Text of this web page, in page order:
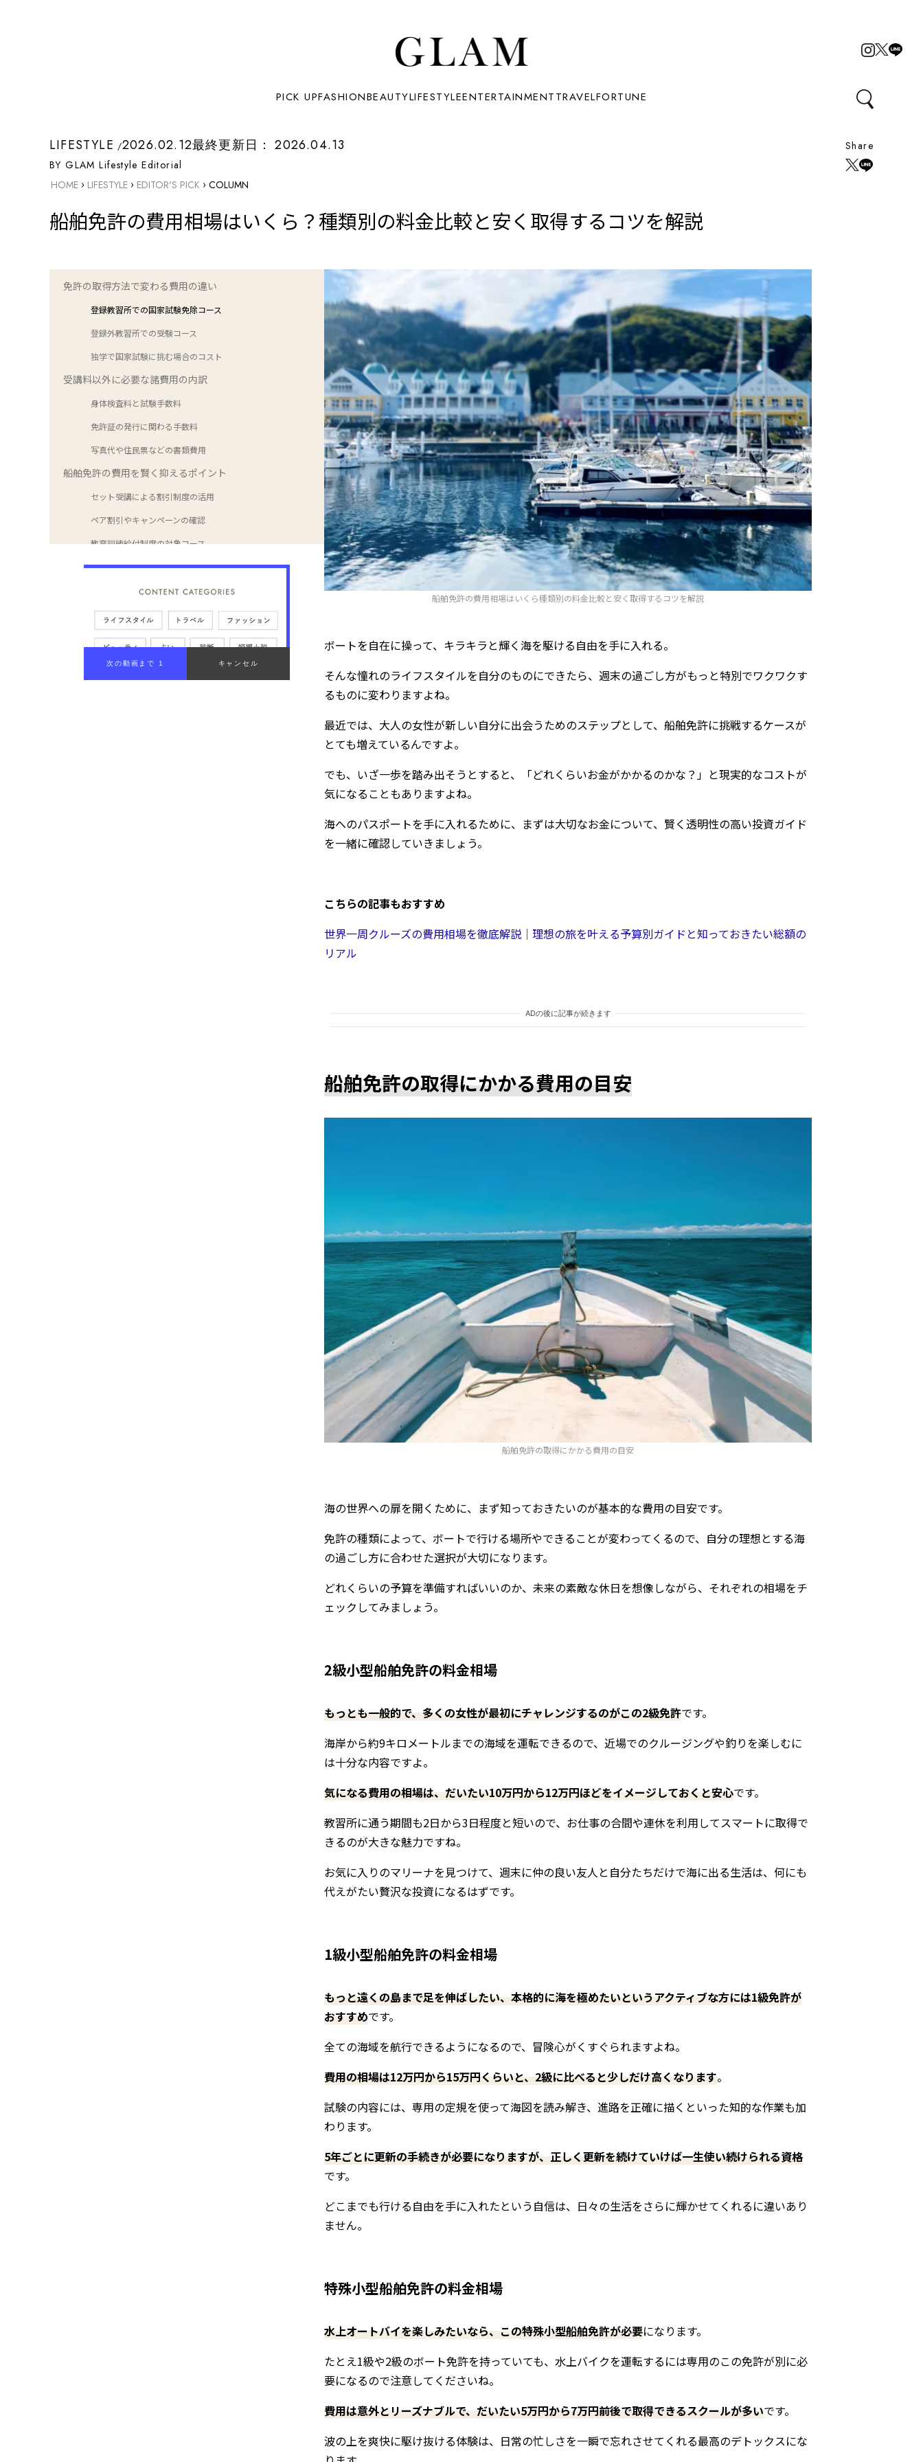
PICK UPFASHIONBEAUTYLIFESTYLEENTERTAINMENTTRAVELFORTUNE
LIFESTYLE 2026.02.12最終更新日： 2026.04.13
BY GLAM Lifestyle Editorial
Share
HOME › LIFESTYLE › EDITOR'S PICK › COLUMN
船舶免許の費用相場はいくら？種類別の料金比較と安く取得するコツを解説
INDEX
船舶免許の取得にかかる費用の目安
2級小型船舶免許の料金相場
免許の取得方法で変わる費用の違い
登録教習所での国家試験免除コース
登録外教習所での受験コース
独学で国家試験に挑む場合のコスト
受講料以外に必要な諸費用の内訳
身体検査料と試験手数料
免許証の発行に関わる手数料
写真代や住民票などの書類費用
船舶免許の費用を賢く抑えるポイント
セット受講による割引制度の活用
ペア割引やキャンペーンの確認
教育訓練給付制度の対象コース
失敗しないスクール選びとコストのバランス
再試験時の追加費用の有無
女性専用プランや設備の充実度
講習会場までのアクセスと交通費
まとめ：船舶免許の費用を正しく把握して海への一歩
を踏み出そう
00:00 00:29
船舶免許の費用相場はいくら種類別の料金比較と安く取得するコツを解説
ボートを自在に操って、キラキラと輝く海を駆ける自由を手に入れる。
そんな憧れのライフスタイルを自分のものにできたら、週末の過ごし方がもっと特別でワクワクす
るものに変わりますよね。
最近では、大人の女性が新しい自分に出会うためのステップとして、船舶免許に挑戦するケースが
とても増えているんですよ。
でも、いざ一歩を踏み出そうとすると、「どれくらいお金がかかるのかな？」と現実的なコストが
気になることもありますよね。
海へのパスポートを手に入れるために、まずは大切なお金について、賢く透明性の高い投資ガイド
を一緒に確認していきましょう。
こちらの記事もおすすめ
世界一周クルーズの費用相場を徹底解説｜理想の旅を叶える予算別ガイドと知っておきたい総額の
リアル
ADの後に記事が続きます
船舶免許の取得にかかる費用の目安
船舶免許の取得にかかる費用の目安
海の世界への扉を開くために、まず知っておきたいのが基本的な費用の目安です。
免許の種類によって、ボートで行ける場所やできることが変わってくるので、自分の理想とする海
の過ごし方に合わせた選択が大切になります。
どれくらいの予算を準備すればいいのか、未来の素敵な休日を想像しながら、それぞれの相場をチ
ェックしてみましょう。
2級小型船舶免許の料金相場
もっとも一般的で、多くの女性が最初にチャレンジするのがこの2級免許です。
海岸から約9キロメートルまでの海域を運転できるので、近場でのクルージングや釣りを楽しむに
は十分な内容ですよ。
気になる費用の相場は、だいたい10万円から12万円ほどをイメージしておくと安心です。
教習所に通う期間も2日から3日程度と短いので、お仕事の合間や連休を利用してスマートに取得で
きるのが大きな魅力ですね。
お気に入りのマリーナを見つけて、週末に仲の良い友人と自分たちだけで海に出る生活は、何にも
代えがたい贅沢な投資になるはずです。
1級小型船舶免許の料金相場
もっと遠くの島まで足を伸ばしたい、本格的に海を極めたいというアクティブな方には1級免許が
おすすめです。
全ての海域を航行できるようになるので、冒険心がくすぐられますよね。
費用の相場は12万円から15万円くらいと、2級に比べると少しだけ高くなります。
試験の内容には、専用の定規を使って海図を読み解き、進路を正確に描くといった知的な作業も加
わります。
5年ごとに更新の手続きが必要になりますが、正しく更新を続けていけば一生使い続けられる資格
です。
どこまでも行ける自由を手に入れたという自信は、日々の生活をさらに輝かせてくれるに違いあり
ません。
特殊小型船舶免許の料金相場
水上オートバイを楽しみたいなら、この特殊小型船舶免許が必要になります。
たとえ1級や2級のボート免許を持っていても、水上バイクを運転するには専用のこの免許が別に必
要になるので注意してくださいね。
費用は意外とリーズナブルで、だいたい5万円から7万円前後で取得できるスクールが多いです。
波の上を爽快に駆け抜ける体験は、日常の忙しさを一瞬で忘れさせてくれる最高のデトックスにな